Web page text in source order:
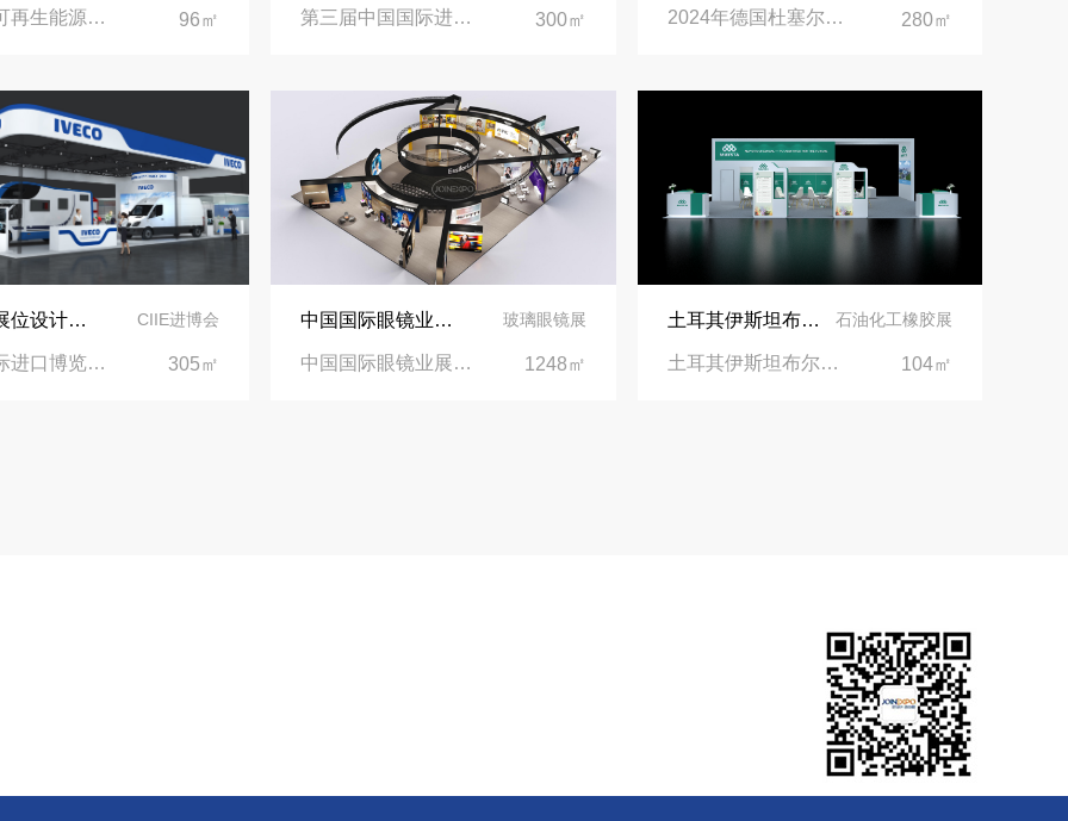
意大利可再生能源展览会|意大利里米尼会展中心 96㎡ 第三届中国国际进口博览会|国家会展中心 300㎡ 2024年德国杜塞尔多夫玻璃工业展览会Glasstec|德国杜塞尔多夫会展中心 280㎡
依维柯展位设计在第二届进博会上吸引万千瞩目 CIIE进博会
中国国际进口博览会CIIE|上海国家会展中心 305㎡
中国国际眼镜业展览会（SIOF）‌展台设计搭建-眼镜业巨头依视路陆逊梯卡 玻璃眼镜展
中国国际眼镜业展览会|上海新国际博览中心‌ 1248㎡
土耳其伊斯坦布尔展台设计丨美思德创新产品，打造聚氨酯行业标杆 石油化工橡胶展
土耳其伊斯坦布尔聚氨酯展Putech Eurasia|土耳其国际会展中心 104㎡